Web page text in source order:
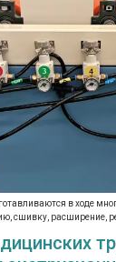
в ходе
сшивку, расширение,